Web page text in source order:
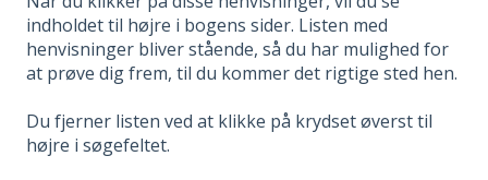
indholdet til højre i bogens sider. Listen med
henvisninger bliver stående, så du har mulighed for
at prøve dig frem, til du kommer det rigtige sted hen.
Du fjerner listen ved at klikke på krydset øverst til
højre i søgefeltet.